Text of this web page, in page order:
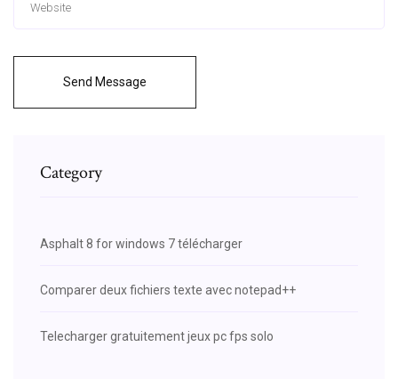
Send Message
Category
Asphalt 8 for windows 7 télécharger
Comparer deux fichiers texte avec notepad++
Telecharger gratuitement jeux pc fps solo